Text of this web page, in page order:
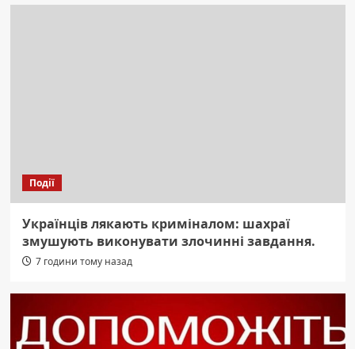
Події
Українців лякають криміналом: шахраї
змушують виконувати злочинні завдання.
7 години тому назад